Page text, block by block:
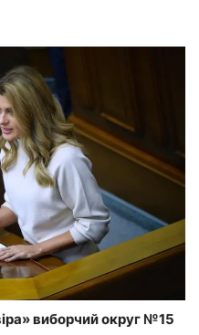
виборчий округ №15